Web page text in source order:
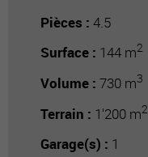
Pièces : 4.5
Surface : 144 m2
Volume : 730 m3
Terrain : 1'200 m2
Garage(s) : 1